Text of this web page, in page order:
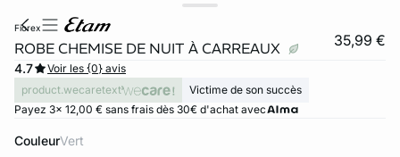
fiorex
ROBE CHEMISE DE NUIT À CARREAUX 35,99 €
4.7
Voir les {0} avis
product.wecaretext
Victime de son succès
Payez 3x 12,00 € sans frais dès 30€ d'achat avec
Couleur vert